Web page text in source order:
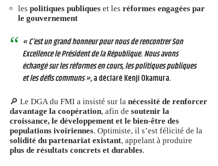
les politiques publiques et les réformes engagées par
le gouvernement
« C’est un grand honneur pour nous de rencontrer Son
Excellence le Président de la République. Nous avons
échangé sur les réformes en cours, les politiques publiques
et les défis communs »,a déclaré Kenji Okamura.
🔎 Le DGA du FMI a insisté sur la nécessité de renforcer
davantage la coopération, afin de soutenir la
croissance, le développement et le bien-être des
populations ivoiriennes. Optimiste, il s’est félicité de la
solidité du partenariat existant, appelant à produire
plus de résultats concrets et durables.